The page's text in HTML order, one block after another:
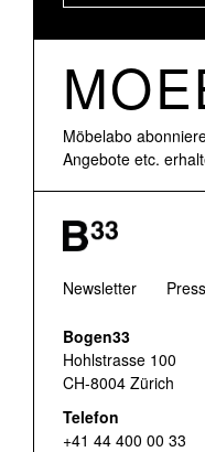
Möbelabo
Angebote etc.
Newsletter
Bogen33
Hohlstrasse 100
CH-8004 Zürich
Telefon
+41 44 400 00 33